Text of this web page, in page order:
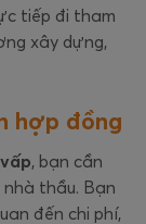
tiếp đi tham
xây dựng,
hợp đồng
, bạn cần
thầu. Bạn
đến chi phí,